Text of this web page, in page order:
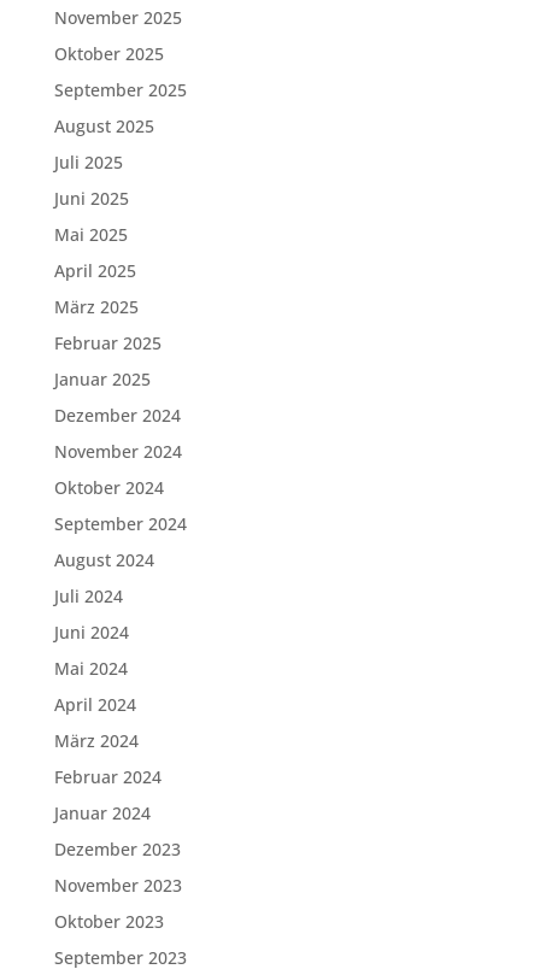
November 2025
Oktober 2025
September 2025
August 2025
Juli 2025
Juni 2025
Mai 2025
April 2025
März 2025
Februar 2025
Januar 2025
Dezember 2024
November 2024
Oktober 2024
September 2024
August 2024
Juli 2024
Juni 2024
Mai 2024
April 2024
März 2024
Februar 2024
Januar 2024
Dezember 2023
November 2023
Oktober 2023
September 2023